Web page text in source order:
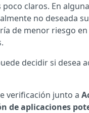
claros. En
no deseada
de menor riesgo
decidir si desea
verificación junto a
de aplicaciones